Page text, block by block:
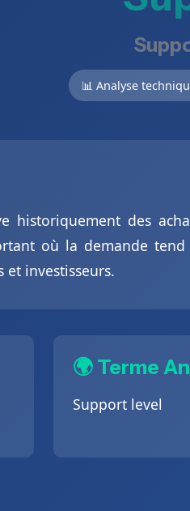
📊 Analyse
des
où la demande
investisseurs.
🌍 Terme
Support level